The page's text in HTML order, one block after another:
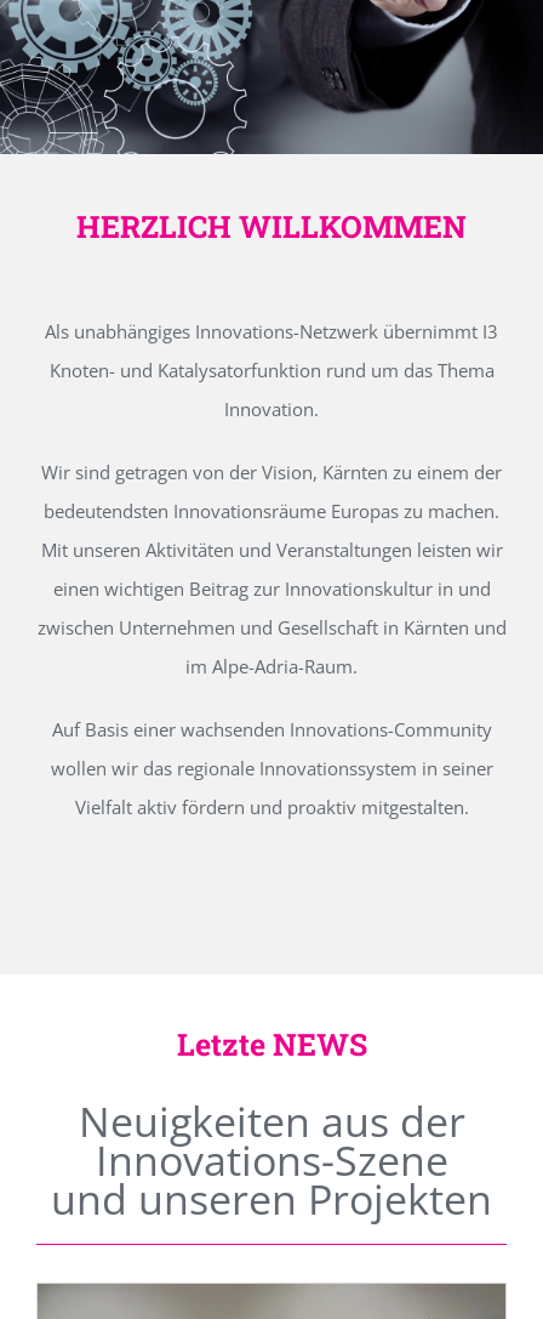
HERZLICH WILLKOMMEN
Als unabhängiges Innovations-Netzwerk übernimmt I3
Knoten- und Katalysatorfunktion rund um das Thema
Innovation.
Wir sind getragen von der Vision, Kärnten zu einem der
bedeutendsten Innovationsräume Europas zu machen.
Mit unseren Aktivitäten und Veranstaltungen leisten wir
einen wichtigen Beitrag zur Innovationskultur in und
zwischen Unternehmen und Gesellschaft in Kärnten und
im Alpe-Adria-Raum.
Auf Basis einer wachsenden Innovations-Community
wollen wir das regionale Innovationssystem in seiner
Vielfalt aktiv fördern und proaktiv mitgestalten.
Letzte NEWS
Neuigkeiten aus der
Innovations-Szene
und unseren Projekten